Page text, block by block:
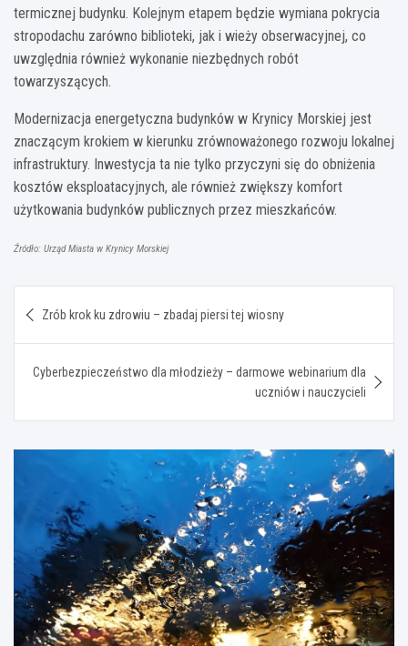
termicznej budynku. Kolejnym etapem będzie wymiana pokrycia
stropodachu zarówno biblioteki, jak i wieży obserwacyjnej, co
uwzględnia również wykonanie niezbędnych robót
towarzyszących.
Modernizacja energetyczna budynków w Krynicy Morskiej jest
znaczącym krokiem w kierunku zrównoważonego rozwoju lokalnej
infrastruktury. Inwestycja ta nie tylko przyczyni się do obniżenia
kosztów eksploatacyjnych, ale również zwiększy komfort
użytkowania budynków publicznych przez mieszkańców.
Źródło: Urząd Miasta w Krynicy Morskiej
wpisu
Zrób krok ku zdrowiu – zbadaj piersi tej wiosny
Cyberbezpieczeństwo dla młodzieży – darmowe webinarium dla
uczniów i nauczycieli